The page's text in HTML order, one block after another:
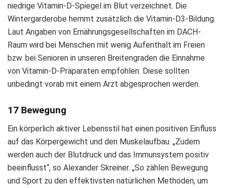
niedrige Vitamin-D-Spiegel im Blut verzeichnet. Die
Wintergarderobe hemmt zusätzlich die Vitamin-D3-Bildung.
Laut Angaben von Ernährungsgesellschaften im DACH-
Raum wird bei Menschen mit wenig Aufenthalt im Freien
bzw. bei Senioren in unseren Breitengraden die Einnahme
von Vitamin-D-Präparaten empfohlen. Diese sollten
unbedingt vorab mit einem Arzt abgesprochen werden.
17 Bewegung
Ein körperlich aktiver Lebensstil hat einen positiven Einfluss
auf das Körpergewicht und den Muskelaufbau. „Zudem
werden auch der Blutdruck und das Immunsystem positiv
beeinflusst“, so Alexander Skreiner. „So zählen Bewegung
und Sport zu den effektivsten natürlichen Methoden, um